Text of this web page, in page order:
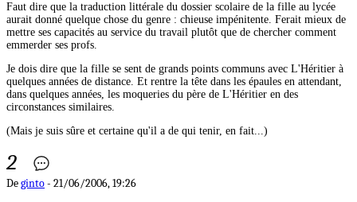
Faut dire que la traduction littérale du dossier scolaire de la fille au lycée
aurait donné quelque chose du genre : chieuse impénitente. Ferait mieux de
mettre ses capacités au service du travail plutôt que de chercher comment
emmerder ses profs.
Je dois dire que la fille se sent de grands points communs avec L'Héritier à
quelques années de distance. Et rentre la tête dans les épaules en attendant,
dans quelques années, les moqueries du père de L'Héritier en des
circonstances similaires.
(Mais je suis sûre et certaine qu'il a de qui tenir, en fait...)
2
Deginto- 21/06/2006, 19:26